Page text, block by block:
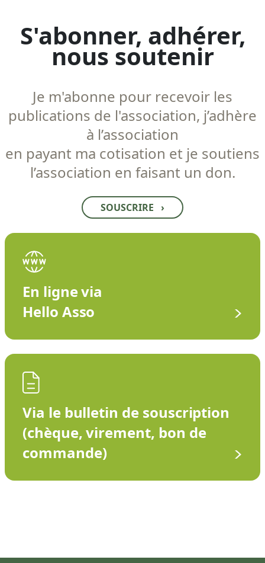
S'abonner, adhérer,
nous soutenir
Je m'abonne pour recevoir les
publications de l'association, j’adhère
à l’association
en payant ma cotisation et je soutiens
l’association en faisant un don.
SOUSCRIRE ›
En ligne via
Hello Asso
Via le bulletin de souscription
(chèque, virement, bon de
commande)